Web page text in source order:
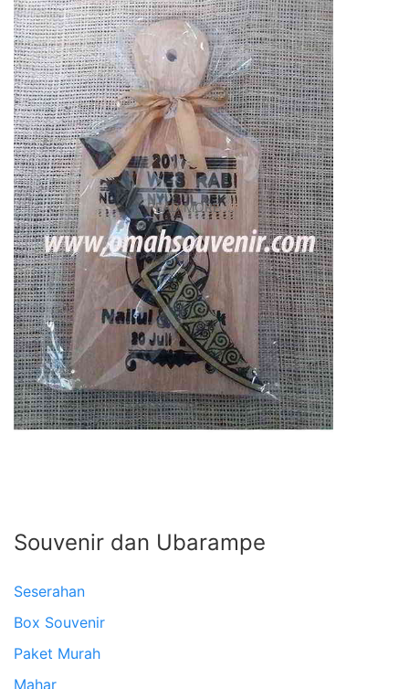
READ MORE ...
Souvenir dan Ubarampe
Seserahan
Box Souvenir
Paket Murah
Mahar